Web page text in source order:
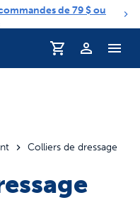
de 79 $ ou
Profil
Colliers de dressage